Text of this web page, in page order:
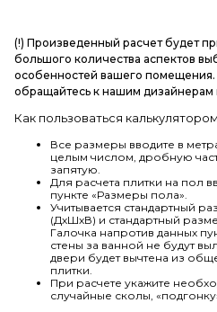
(!) Произведенный расчет будет
большого количества аспектов
особенностей вашего помещения.
обращайтесь к нашим дизайнерам
Как пользоваться
Все размеры вводите в
целым числом, дробную
запятую.
Для расчета плитки на пол
пункте «Размеры пола».
Учитывается стандартный
(ДхШхВ) и стандартный
Галочка напротив данных
стены за ванной не будут
двери будет вычтена из
плитки.
При расчете укажите
случайные сколы,